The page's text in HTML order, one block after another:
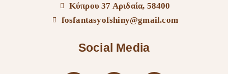
Κύπρου 37 Αριδαία, 58400
fosfantasyofshiny@gmail.com
Social Media